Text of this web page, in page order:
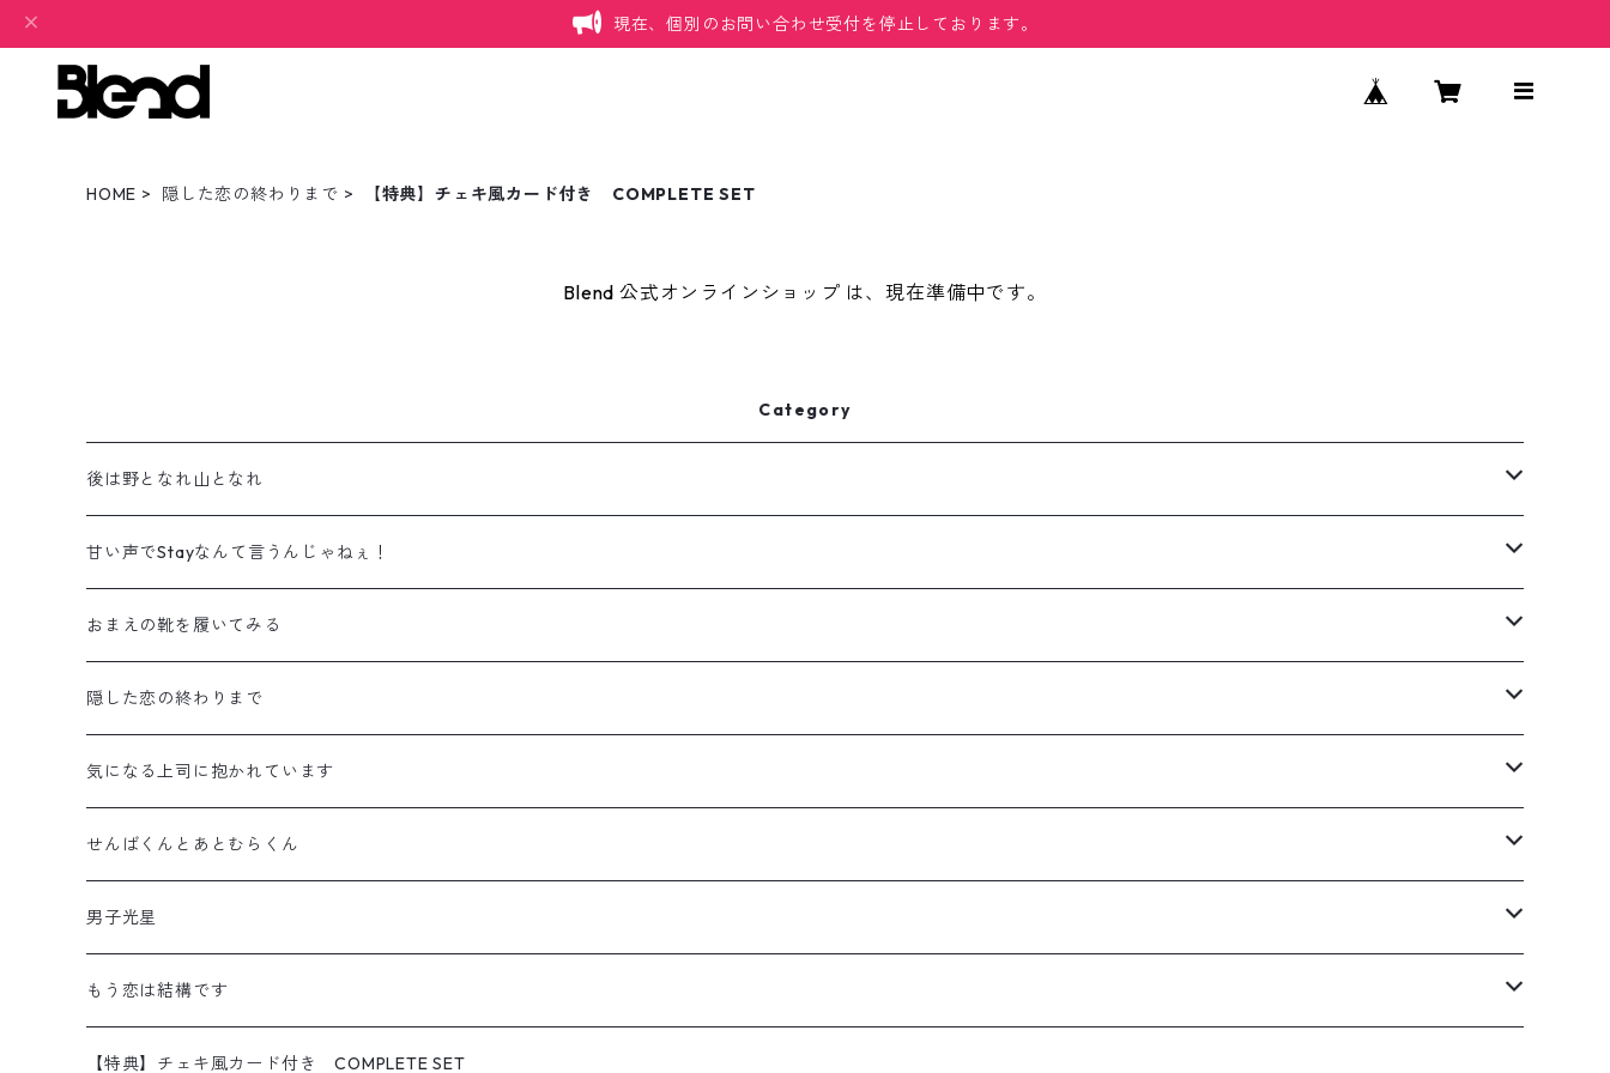
現在、個別のお問い合わせ受付を停止しております。
HOME 隠した恋の終わりまで 【特典】チェキ風カード付き COMPLETE SET
Blend 公式オンラインショップ は、現在準備中です。
Category
後は野となれ山となれ
アクリルスタンド
ステッカー
缶バッジ
ポストカード
【特典】チェキ風カード付き COMPLETE SET
甘い声でStayなんて言うんじゃねぇ！
アクリルスタンド
ステッカー
缶バッジ
ポストカード
【特典】チェキ風カード付き COMPLETE SET
おまえの靴を履いてみる
アクリルスタンド
ステッカー
缶バッジ
ポストカード
【特典】チェキ風カード付き COMPLETE SET
隠した恋の終わりまで
アクリルスタンド
ステッカー
缶バッジ
ポストカード
【特典】チェキ風カード付き COMPLETE SET
気になる上司に抱かれています
アクリルスタンド
ステッカー
缶バッジ
ポストカード
せんばくんとあとむらくん
アクリルスタンド
ステッカー
缶バッジ
男子光星
アクリルスタンド
ステッカー
もう恋は結構です
アクリルスタンド
【特典】チェキ風カード付き COMPLETE SET